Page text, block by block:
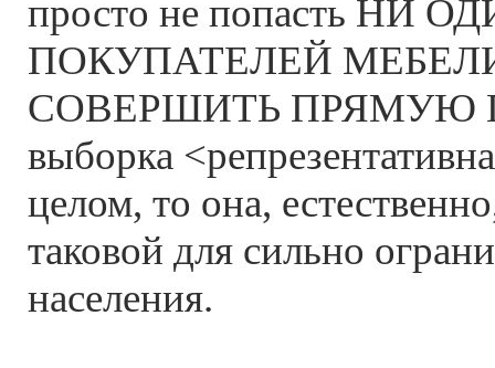
просто не попасть НИ
ПОКУПАТЕЛЕЙ
СОВЕРШИТЬ ПРЯМУЮ
выборка
целом, то она,
таковой для сильно
населения.